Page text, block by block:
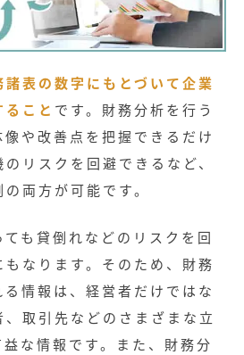
表の数字にもとづいて企業
こと です。財務分析を行う
や改善点を把握できるだけ
リスクを回避できるなど、
両方が可能です。
も貸倒れなどのリスクを回
なります。そのため、財務
情報は、経営者だけではな
取引先などのさまざまな立
な情報です。また、財務分